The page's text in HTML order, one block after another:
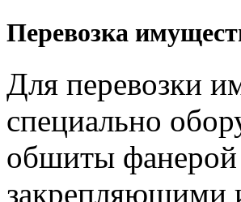
Перевозка
Для перевозки
специально
обшиты
закрепляющими